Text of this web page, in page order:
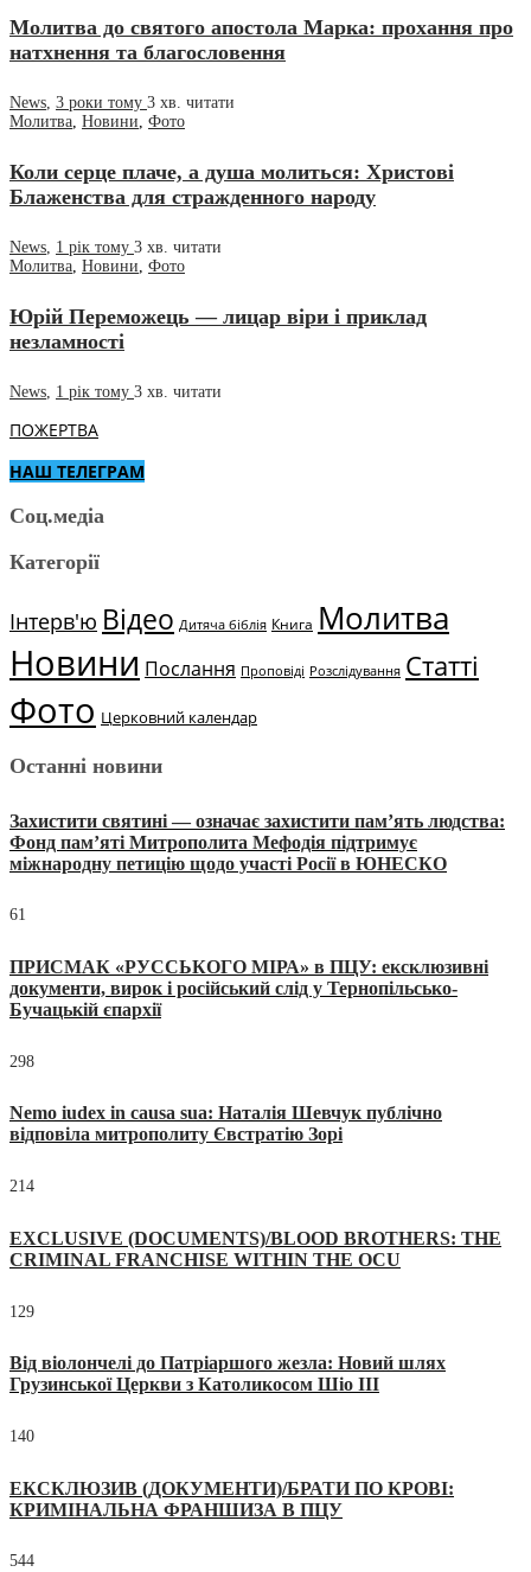
Молитва до святого апостола Марка: прохання про
натхнення та благословення
News, 3 роки тому 3 хв. читати
Молитва, Новини, Фото
Коли серце плаче, а душа молиться: Христові
Блаженства для стражденного народу
News 1 рік тому 3 хв. читати
Молитва Новини Фото
Юрій Переможець — лицар віри і приклад
незламності
News 1 рік тому 3 хв. читати
ПОЖЕРТВА
НАШ ТЕЛЕГРАМ
Соц.медіа
Категорії
Інтерв'ю Відео Дитяча біблія Книга Молитва
Новини Послання Проповіді Розслідування Статті
Фото Церковний календар
Останні новини
Захистити святині — означає захистити пам’ять людства:
Фонд пам’яті Митрополита Мефодія підтримує
міжнародну петицію щодо участі Росії в ЮНЕСКО
61
ПРИСМАК «РУССЬКОГО МІРА» в ПЦУ: ексклюзивні
документи, вирок і російський слід у Тернопільсько-
Бучацькій єпархії
298
Nemo iudex in causa sua: Наталія Шевчук публічно
відповіла митрополиту Євстратію Зорі
214
EXCLUSIVE (DOCUMENTS)/BLOOD BROTHERS: THE
CRIMINAL FRANCHISE WITHIN THE OCU
129
Від віолончелі до Патріаршого жезла: Новий шлях
Грузинської Церкви з Католикосом Шіо III
140
ЕКСКЛЮЗИВ (ДОКУМЕНТИ)/БРАТИ ПО КРОВІ:
КРИМІНАЛЬНА ФРАНШИЗА В ПЦУ
544